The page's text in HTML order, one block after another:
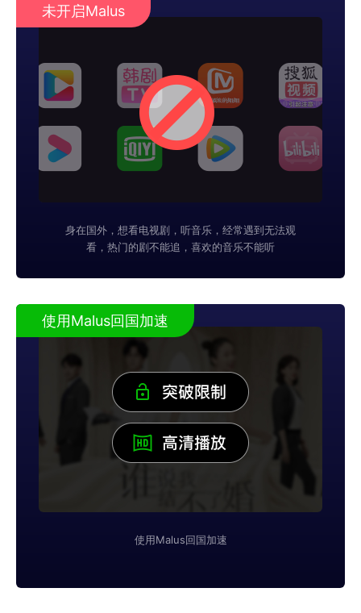
未开启Malus
身在国外，想看电视剧，听音乐，经常遇到无法观
看，热门的剧不能追，喜欢的音乐不能听
使用Malus回国加速
使用Malus回国加速